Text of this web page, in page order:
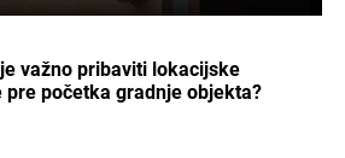
važno pribaviti lokacijske
pre početka gradnje objekta?